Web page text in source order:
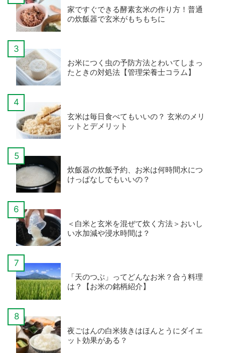
家ですぐできる酵素玄米の作り方！普通
の炊飯器で玄米がもちもちに
お米につく虫の予防方法とわいてしまっ
たときの対処法【管理栄養士コラム】
玄米は毎日食べてもいいの？ 玄米のメリ
ットとデメリット
炊飯器の炊飯予約、お米は何時間水につ
けっぱなしでもいいの？
＜白米と玄米を混ぜて炊く方法＞おいし
い水加減や浸水時間は？
「天のつぶ」ってどんなお米？合う料理
は？【お米の銘柄紹介】
夜ごはんの白米抜きはほんとうにダイエ
ット効果がある？